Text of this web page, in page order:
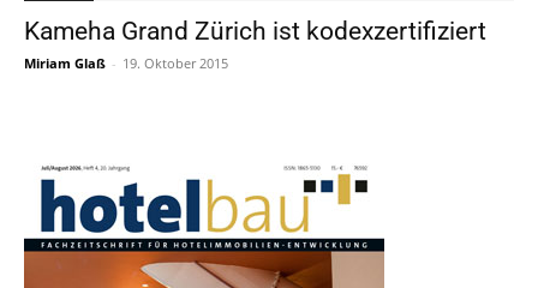
Kameha Grand Zürich ist kodexzertifiziert
Miriam Glaß - 19. Oktober 2015